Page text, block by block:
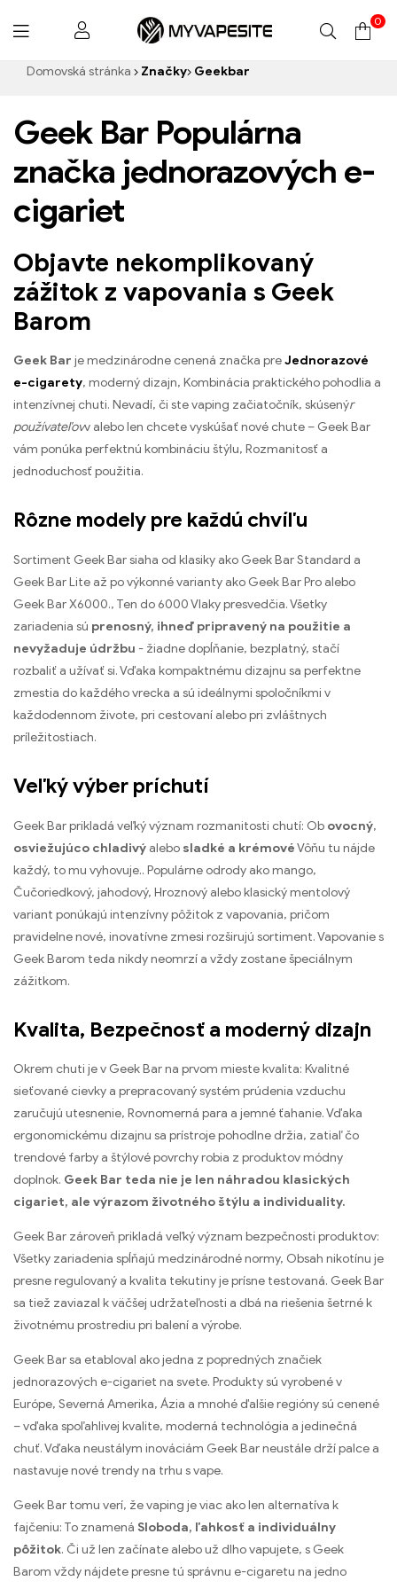
Myvapesite.de
0
Domovská stránka Značky Geekbar
Geek Bar Populárna
značka jednorazových e-
cigariet
Objavte nekomplikovaný
zážitok z vapovania s Geek
Barom
Geek Bar je medzinárodne cenená značka preJednorazové
e-cigarety, moderný dizajn, Kombinácia praktického pohodlia a
intenzívnej chuti. Nevadí, či ste vaping začiatočník, skúsenýr
používateľovv alebo len chcete vyskúšať nové chute – Geek Bar
vám ponúka perfektnú kombináciu štýlu, Rozmanitosť a
jednoduchosť použitia.
Rôzne modely pre každú chvíľu
Sortiment Geek Bar siaha od klasiky ako Geek Bar Standard a
Geek Bar Lite až po výkonné varianty ako Geek Bar Pro alebo
Geek Bar X6000., Ten do 6000 Vlaky presvedčia. Všetky
zariadenia sú prenosný, ihneď pripravený na použitie a
nevyžaduje údržbu - žiadne dopĺňanie, bezplatný, stačí
rozbaliť a užívať si. Vďaka kompaktnému dizajnu sa perfektne
zmestia do každého vrecka a sú ideálnymi spoločníkmi v
každodennom živote, pri cestovaní alebo pri zvláštnych
príležitostiach.
Veľký výber príchutí
Geek Bar prikladá veľký význam rozmanitosti chutí: Ob ovocný,
osviežujúco chladivý alebo sladké a krémovéVôňu tu nájde
každý, to mu vyhovuje.. Populárne odrody ako mango,
Čučoriedkový, jahodový, Hroznový alebo klasický mentolový
variant ponúkajú intenzívny pôžitok z vapovania, pričom
pravidelne nové, inovatívne zmesi rozširujú sortiment. Vapovanie s
Geek Barom teda nikdy neomrzí a vždy zostane špeciálnym
zážitkom.
Kvalita, Bezpečnosť a moderný dizajn
Okrem chuti je v Geek Bar na prvom mieste kvalita: Kvalitné
sieťované cievky a prepracovaný systém prúdenia vzduchu
zaručujú utesnenie, Rovnomerná para a jemné ťahanie. Vďaka
ergonomickému dizajnu sa prístroje pohodlne držia, zatiaľ čo
trendové farby a štýlové povrchy robia z produktov módny
doplnok. Geek Bar teda nie je len náhradou klasických
cigariet, ale výrazom životného štýlu a individuality.
Geek Bar zároveň prikladá veľký význam bezpečnosti produktov:
Všetky zariadenia spĺňajú medzinárodné normy, Obsah nikotínu je
presne regulovaný a kvalita tekutiny je prísne testovaná. Geek Bar
sa tiež zaviazal k väčšej udržateľnosti a dbá na riešenia šetrné k
životnému prostrediu pri balení a výrobe.
Geek Bar sa etabloval ako jedna z popredných značiek
jednorazových e-cigariet na svete. Produkty sú vyrobené v
Európe, Severná Amerika, Ázia a mnohé ďalšie regióny sú cenené
– vďaka spoľahlivej kvalite, moderná technológia a jedinečná
chuť. Vďaka neustálym inováciám Geek Bar neustále drží palce a
nastavuje nové trendy na trhu s vape.
Geek Bar tomu verí, že vaping je viac ako len alternatíva k
fajčeniu: To znamená Sloboda, ľahkosť a individuálny
pôžitok. Či už len začínate alebo už dlho vapujete, s Geek
Barom vždy nájdete presne tú správnu e-cigaretu na jedno